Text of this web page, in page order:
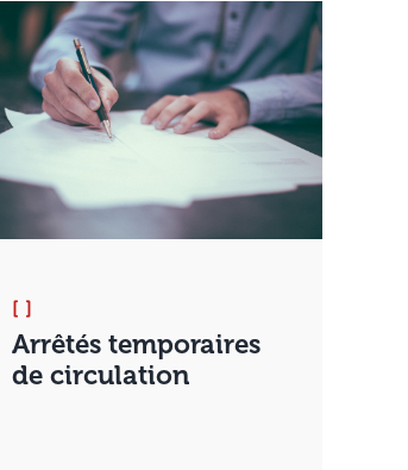
[ ]
Arrêtés temporaires
de circulation